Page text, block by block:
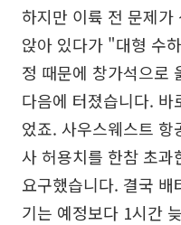
하지만 이륙 전 문제
앉아 있다가 "대형 수
정 때문에 창가석으로
다음에 터졌습니다. 바
었죠. 사우스웨스트
사 허용치를 한참 초과
요구했습니다. 결국 배
기는 예정보다 1시간